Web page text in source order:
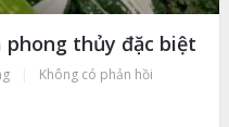
phong thủy đặc biệt
Không có phản hồi